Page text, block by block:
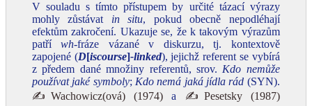
V souladu s tímto přístupem by určité tázací výrazy
mohly zůstávat in situ, pokud obecně nepodléhají
efektům zakročení. Ukazuje se, že k takovým výrazům
patříwh-fráze vázané v diskurzu, tj. kontextově
zapojené (D[iscourse]-linked), jejichž referent se vybírá
z předem dané množiny referentů, srov. Kdo nemůže
používat jaké symboly; Kdo nemá jaká jídla rád (SYN).
✍Wachowicz(ová) (1974) a ✍Pesetsky (1987)